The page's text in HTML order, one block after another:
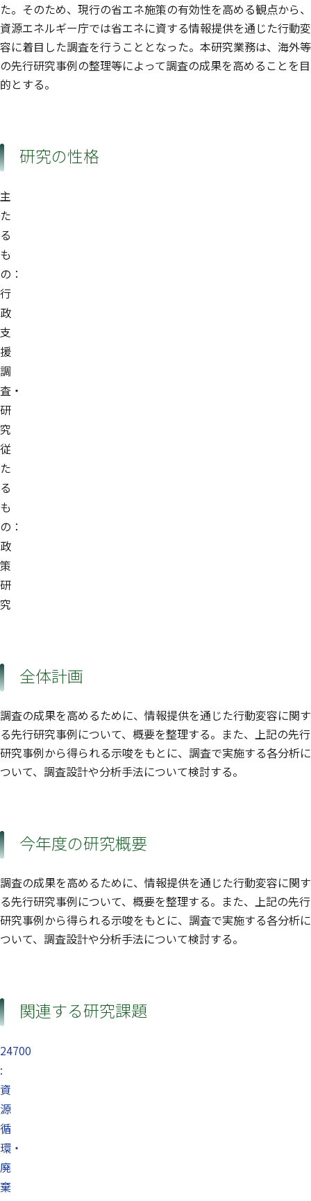
た。そのため、現行の省エネ施策の有効性を高める観点から、
資源エネルギー庁では省エネに資する情報提供を通じた行動変
容に着目した調査を行うこととなった。本研究業務は、海外等
の先行研究事例の整理等によって調査の成果を高めることを目
的とする。
研究の性格
主
た
る
も
の：
行
政
支
援
調
査・
研
究
従
た
る
も
の：
政
策
研
究
全体計画
調査の成果を高めるために、情報提供を通じた行動変容に関す
る先行研究事例について、概要を整理する。また、上記の先行
研究事例から得られる示唆をもとに、調査で実施する各分析に
ついて、調査設計や分析手法について検討する。
今年度の研究概要
調査の成果を高めるために、情報提供を通じた行動変容に関す
る先行研究事例について、概要を整理する。また、上記の先行
研究事例から得られる示唆をもとに、調査で実施する各分析に
ついて、調査設計や分析手法について検討する。
関連する研究課題
24700
:
資
源
循
環・
廃
棄